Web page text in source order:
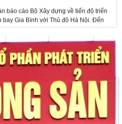
báo cáo Bộ Xây dựng về tiến độ triển
Gia Bình với Thủ đô Hà Nội. Đến
chuẩn bị đầu tư của dự án đã ghi nhận